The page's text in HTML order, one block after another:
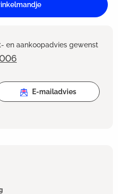
en aankoopadvies gewenst
E-mailadvies